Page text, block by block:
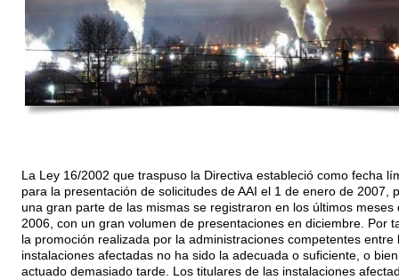
La Ley 16/2002 que traspuso la Directiva estableció como fecha
para la presentación de solicitudes de AAI el 1 de enero de 2007,
una gran parte de las mismas se registraron en los últimos meses
2006, con un gran volumen de presentaciones en diciembre. Por
la promoción realizada por la administraciones competentes entre
instalaciones afectadas no ha sido la adecuada o suficiente, o
actuado demasiado tarde. Los titulares de las instalaciones